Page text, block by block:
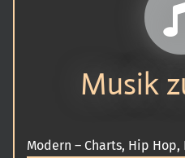
Musik
Modern – Charts, Hip